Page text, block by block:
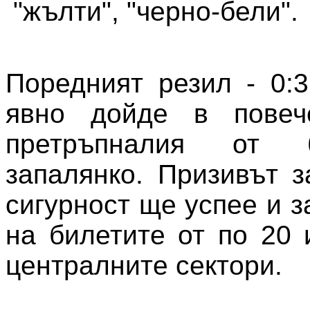
"жълти", "черно-бели".
Поредният резил -
явно дойде в
претръпналия от
запалянко. Призивът
сигурност ще успее и
на билетите от по 20
централните сектори.